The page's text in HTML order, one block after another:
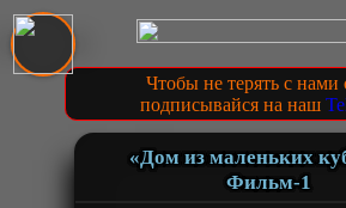
Чтобы не терять с нами
подписывайся на наш
«Дом из маленьких
Фильм-1